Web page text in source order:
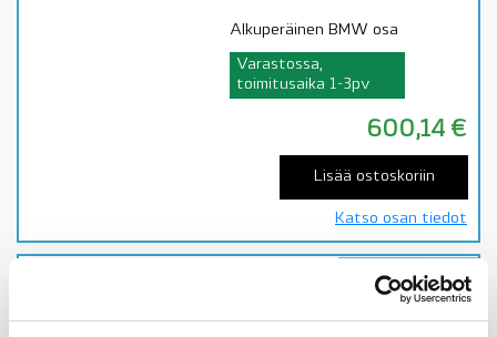
Alkuperäinen BMW osa
Varastossa,
toimitusaika 1-3pv
600,14 €
Lisää ostoskoriin
Katso osan tiedot
Ale! -60%
imusarja N45, 3′ E90